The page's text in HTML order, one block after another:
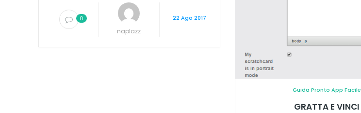
Guida Pronto App Facile
GRATTA E VINCI
0
naplazz
22 Ago 2017